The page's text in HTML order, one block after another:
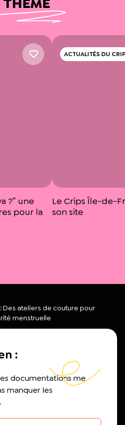
?” une
pour la
ACTUALITÉS DU
Le Crips Île-de-
son site
: Des ateliers de couture pour
menstruelle
:
documentations me
manquer les